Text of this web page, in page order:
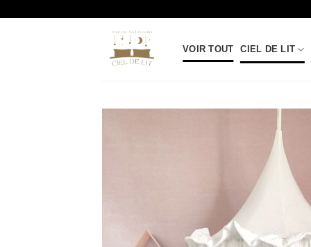
VOIR TOUT CIEL DE LIT